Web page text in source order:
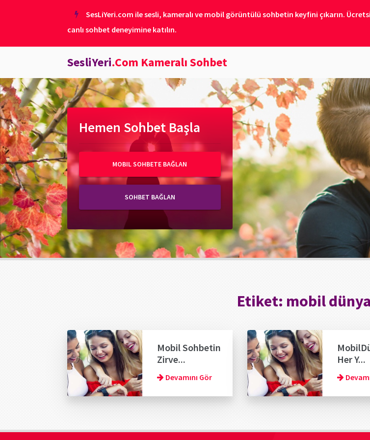
SesLiYeri.com ile sesli, kameralı ve mobil görüntülü sohbetin keyfini çıkarın.
canlı sohbet deneyimine katılın.
SesliYeri.Com Kameralı Sohbet
Hemen Sohbet Başla
MOBIL SOHBETE BAĞLAN
SOHBET BAĞLAN
Etiket: mobil
Mobil Sohbetin
Zirve...
Devamını Gör
Her Y...